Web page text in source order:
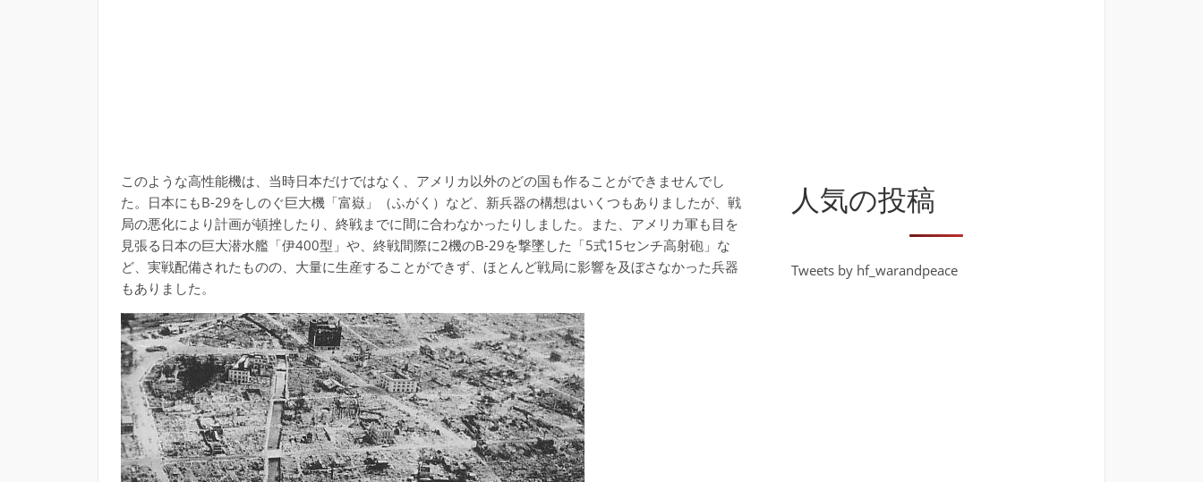
このような高性能機は、当時日本だけではなく、アメリカ以外のどの国も作ることができませんでし
た。日本にもB-29をしのぐ巨大機「富嶽」（ふがく）など、新兵器の構想はいくつもありましたが、戦
局の悪化により計画が頓挫したり、終戦までに間に合わなかったりしました。また、アメリカ軍も目を
見張る日本の巨大潜水艦「伊400型」や、終戦間際に2機のB-29を撃墜した「5式15センチ高射砲」な
ど、実戦配備されたものの、大量に生産することができず、ほとんど戦局に影響を及ぼさなかった兵器
もありました。
人気の投稿
Tweets by hf_warandpeace